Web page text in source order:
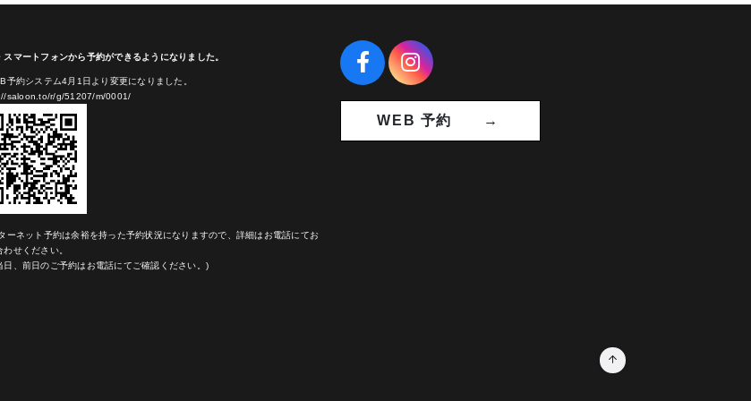
スマートフォンから予約ができるようになりました。
予約システム4月1日より変更になりました。
saloon.to/r/g/51207/m/0001/
ーネット予約は余裕を持った予約状況になりますので、詳細はお電話にてお
わせください。
日、前日のご予約はお電話にてご確認ください。)
WEB 予約 →